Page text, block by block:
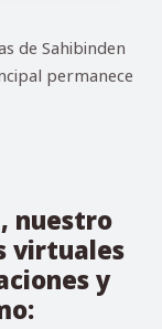
de Sahibinden
permanece
nuestro
virtuales
y